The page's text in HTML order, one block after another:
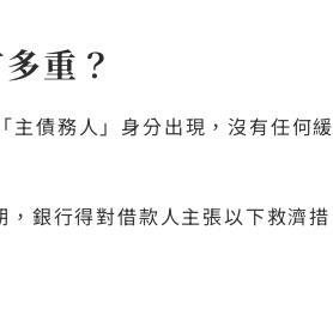
重？
主債務人」身分出現，沒有任何緩
銀行得對借款人主張以下救濟措